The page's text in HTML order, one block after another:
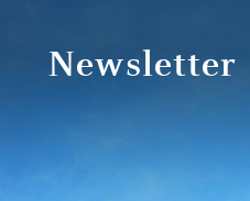
Newsletter